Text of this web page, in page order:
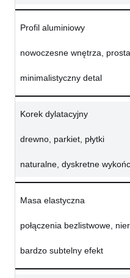
Profil aluminiowy
nowoczesne wnętrza,
minimalistyczny detal
Korek dylatacyjny
drewno, parkiet, płytki
naturalne, dyskretne
Masa elastyczna
połączenia bezlistwowe,
bardzo subtelny efekt